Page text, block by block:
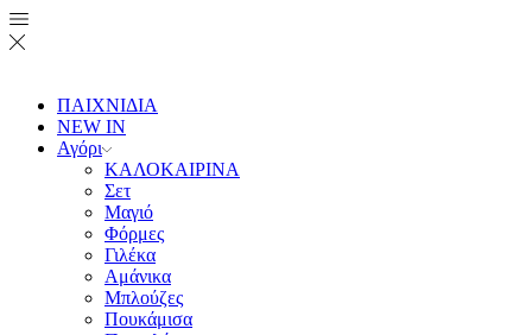
ΠΑΙΧΝΙΔΙΑ
NEW IN
Αγόρι
ΚΑΛΟΚΑΙΡΙΝΑ
Σετ
Μαγιό
Φόρμες
Γιλέκα
Αμάνικα
Μπλούζες
Πουκάμισα